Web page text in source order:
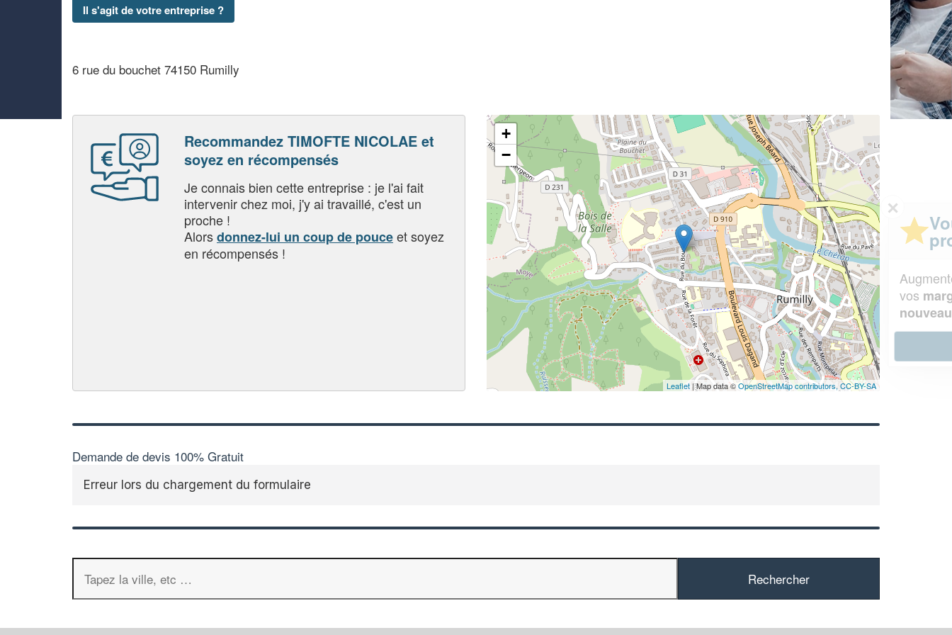
Il s'agit de votre entreprise ?
6 rue du bouchet 74150 Rumilly
Recommandez TIMOFTE NICOLAE et
soyez en récompensés
Je connais bien cette entreprise : je l'ai fait
intervenir chez moi, j'y ai travaillé, c'est un
proche !
Alorsdonnez-lui un coup de pouceet soyez
en récompensés !
+
−
Leaflet | Map data ©OpenStreetMap contributors, CC-BY-SA
Demande de devis 100% Gratuit
Erreur lors du chargement du formulaire
✕
Vous êtes un
professionnel ?
Augmentez votrechiffre d'affaireset
vosmargestout en gagnant de
nouveaux clients!
En savoir plus